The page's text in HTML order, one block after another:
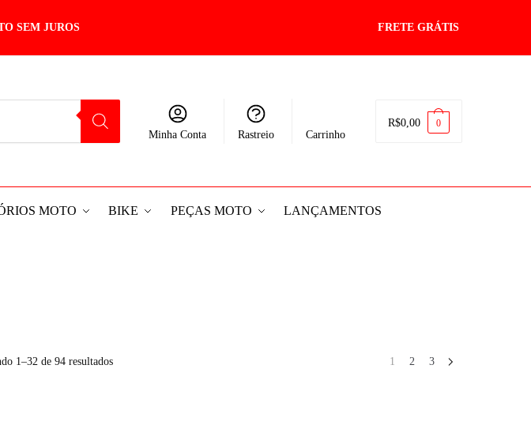
SEM JUROS FRETE GRÁTIS
Minha Conta Rastreio Carrinho
R$0,00 0
MOTO BIKE PEÇAS MOTO LANÇAMENTOS
1–32 de 94 resultados 1 2 3